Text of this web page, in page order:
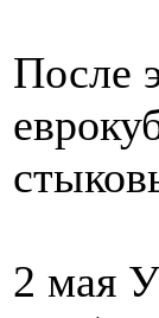
После
2 мая